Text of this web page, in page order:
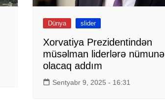
Dünya slider
Xorvatiya Prezidentindən
müsəlman liderlərə nümunə
olacaq addım
Sentyabr 9, 2025 - 16:31